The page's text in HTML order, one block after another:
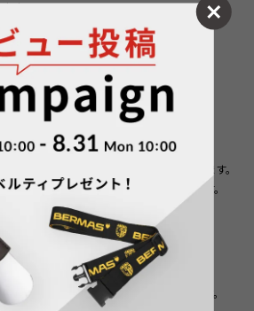
す。
（税込）
ュックM
（税込）
び販売開始時期は前後する場合がございます。
開始日時についてはご案内いたしかねます。
トアでの販売予定はございません。
ちくださいますようお願いいたします。
りますよう、よろしくお願い申し上げます。